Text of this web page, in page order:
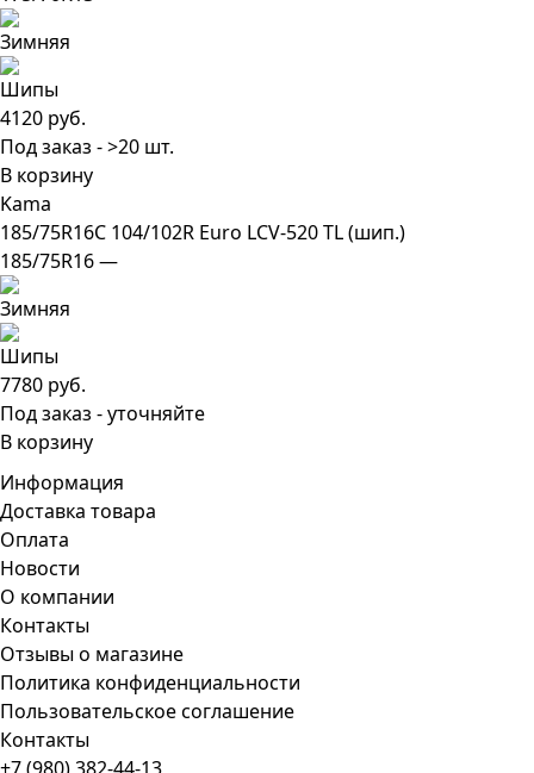
4120 руб.
Под заказ - >20 шт.
В корзину
Kama
185/75R16C 104/102R Euro LCV-520 TL (шип.)
185/75R16 —
7780 руб.
Под заказ - уточняйте
В корзину
Информация
Доставка товара
Оплата
Новости
О компании
Контакты
Отзывы о магазине
Политика конфиденциальности
Пользовательское соглашение
Контакты